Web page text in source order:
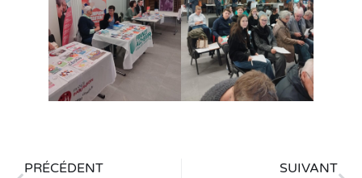
PRÉCÉDENT SUIVANT